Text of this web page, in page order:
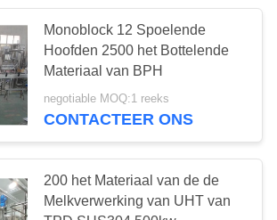
Monoblock 12 Spoelende
Hoofden 2500 het Bottelende
Materiaal van BPH
negotiable MOQ:1 reeks
CONTACTEER ONS
200 het Materiaal van de de
Melkverwerking van UHT van